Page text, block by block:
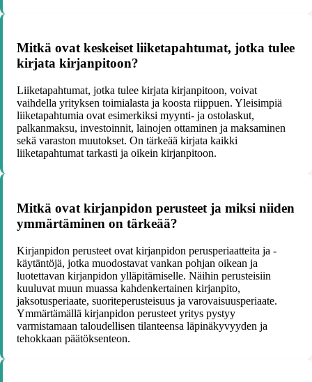
Mitkä ovat keskeiset liiketapahtumat, jotka tulee
kirjata kirjanpitoon?
Liiketapahtumat, jotka tulee kirjata kirjanpitoon, voivat
vaihdella yrityksen toimialasta ja koosta riippuen. Yleisimpiä
liiketapahtumia ovat esimerkiksi myynti- ja ostolaskut,
palkanmaksu, investoinnit, lainojen ottaminen ja maksaminen
sekä varaston muutokset. On tärkeää kirjata kaikki
liiketapahtumat tarkasti ja oikein kirjanpitoon.
Mitkä ovat kirjanpidon perusteet ja miksi niiden
ymmärtäminen on tärkeää?
Kirjanpidon perusteet ovat kirjanpidon perusperiaatteita ja -
käytäntöjä, jotka muodostavat vankan pohjan oikean ja
luotettavan kirjanpidon ylläpitämiselle. Näihin perusteisiin
kuuluvat muun muassa kahdenkertainen kirjanpito,
jaksotusperiaate, suoriteperusteisuus ja varovaisuusperiaate.
Ymmärtämällä kirjanpidon perusteet yritys pystyy
varmistamaan taloudellisen tilanteensa läpinäkyvyyden ja
tehokkaan päätöksenteon.